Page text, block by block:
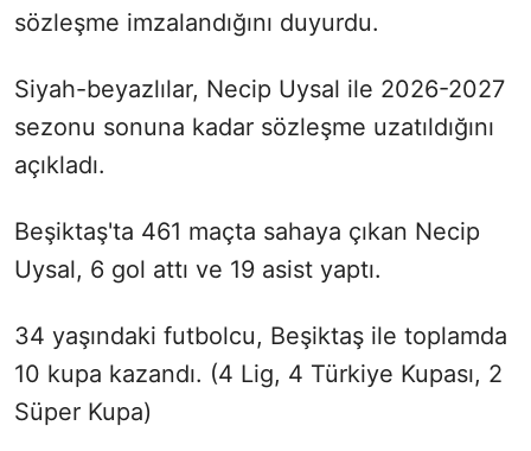
sözleşme imzalandığını duyurdu.
Siyah-beyazlılar, Necip Uysal ile 2026-2027
sezonu sonuna kadar sözleşme uzatıldığını
açıkladı.
Beşiktaş'ta 461 maçta sahaya çıkan Necip
Uysal, 6 gol attı ve 19 asist yaptı.
34 yaşındaki futbolcu, Beşiktaş ile toplamda
10 kupa kazandı. (4 Lig, 4 Türkiye Kupası, 2
Süper Kupa)